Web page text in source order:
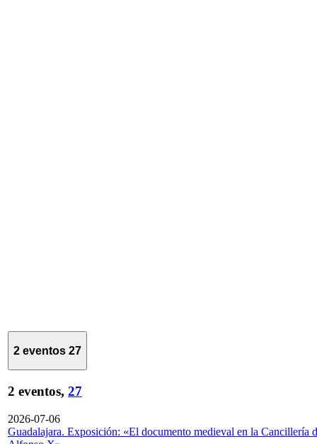
2 eventos 27
2 eventos, 27
2026-07-06
Guadalajara. Exposición: «El documento medieval en la Cancillería